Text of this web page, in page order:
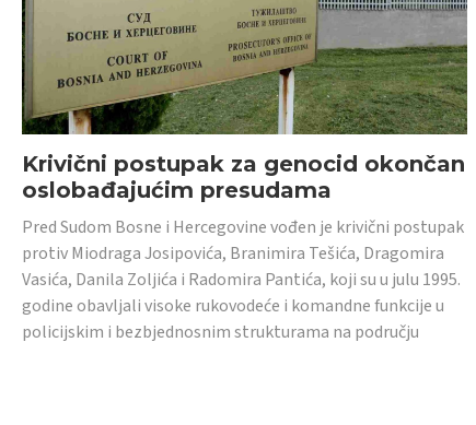
Krivični postupak za genocid okončan
oslobađajućim presudama
Pred Sudom Bosne i Hercegovine vođen je krivični postupak
protiv Miodraga Josipovića, Branimira Tešića, Dragomira
Vasića, Danila Zoljića i Radomira Pantića, koji su u julu 1995.
godine obavljali visoke rukovodeće i komandne funkcije u
policijskim i bezbjednosnim strukturama na području